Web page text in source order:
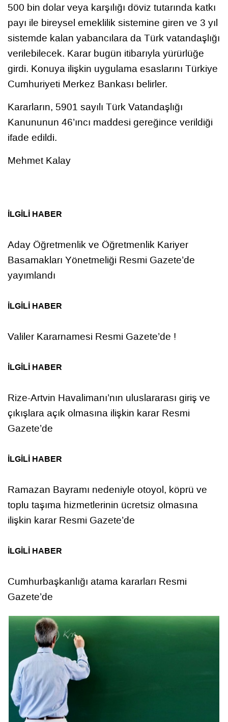
500 bin dolar veya karşılığı döviz tutarında katkı
payı ile bireysel emeklilik sistemine giren ve 3 yıl
sistemde kalan yabancılara da Türk vatandaşlığı
verilebilecek. Karar bugün itibarıyla yürürlüğe
girdi. Konuya ilişkin uygulama esaslarını Türkiye
Cumhuriyeti Merkez Bankası belirler.
Kararların, 5901 sayılı Türk Vatandaşlığı
Kanununun 46’ıncı maddesi gereğince verildiği
ifade edildi.
Mehmet Kalay
İLGİLİ HABER
Aday Öğretmenlik ve Öğretmenlik Kariyer
Basamakları Yönetmeliği Resmi Gazete’de
yayımlandı
İLGİLİ HABER
Valiler Kararnamesi Resmi Gazete’de !
İLGİLİ HABER
Rize-Artvin Havalimanı’nın uluslararası giriş ve
çıkışlara açık olmasına ilişkin karar Resmi
Gazete’de
İLGİLİ HABER
Ramazan Bayramı nedeniyle otoyol, köprü ve
toplu taşıma hizmetlerinin ücretsiz olmasına
ilişkin karar Resmi Gazete’de
İLGİLİ HABER
Cumhurbaşkanlığı atama kararları Resmi
Gazete’de